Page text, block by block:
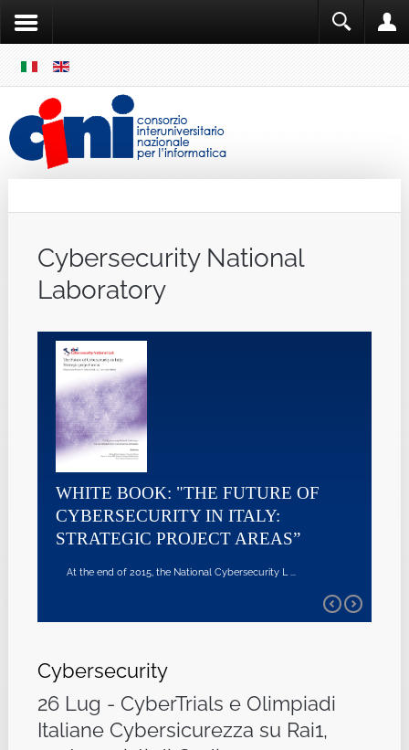
MENU
Cybersecurity National
Laboratory
WHITE BOOK: "THE FUTURE OF
CYBERSECURITY IN ITALY:
STRATEGIC PROJECT AREAS”
At the end of 2015, the National Cybersecurity L ...
Cybersecurity
26 Lug - CyberTrials e Olimpiadi
Italiane Cybersicurezza su Rai1,